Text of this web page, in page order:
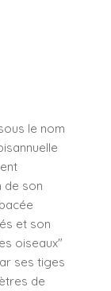
le nom
de son
et son
oiseaux"
ses tiges
de